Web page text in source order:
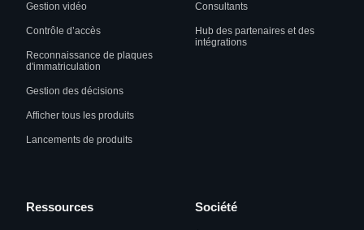
Gestion vidéo
Contrôle d’accès
Reconnaissance de plaques
d'immatriculation
Gestion des décisions
Afficher tous les produits
Lancements de produits
Consultants
Hub des partenaires et des
intégrations
Ressources Société